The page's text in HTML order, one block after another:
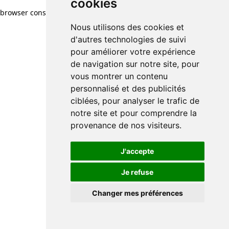
cookies
Nous utilisons des cookies et
d'autres technologies de suivi
pour améliorer votre expérience
de navigation sur notre site, pour
vous montrer un contenu
personnalisé et des publicités
ciblées, pour analyser le trafic de
notre site et pour comprendre la
provenance de nos visiteurs.
J'accepte
Je refuse
Changer mes préférences
browser console for more information)